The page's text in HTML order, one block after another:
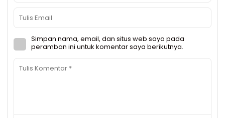
Simpan nama, email, dan situs web saya pada
peramban ini untuk komentar saya berikutnya.